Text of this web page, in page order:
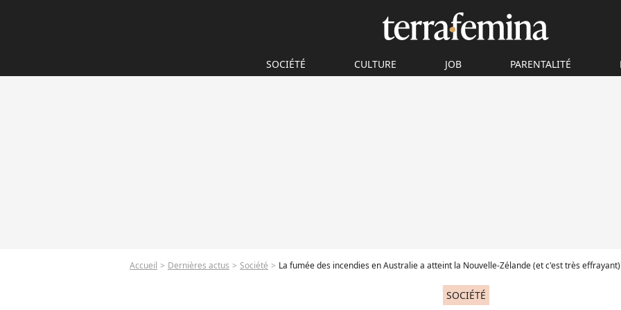
SOCIÉTÉ CULTURE JOB PARENTALITÉ
Accueil Dernières actus Société La fumée des incendies en Australie a atteint la Nouvelle-Zélande (et c'est très effrayant)
SOCIÉTÉ